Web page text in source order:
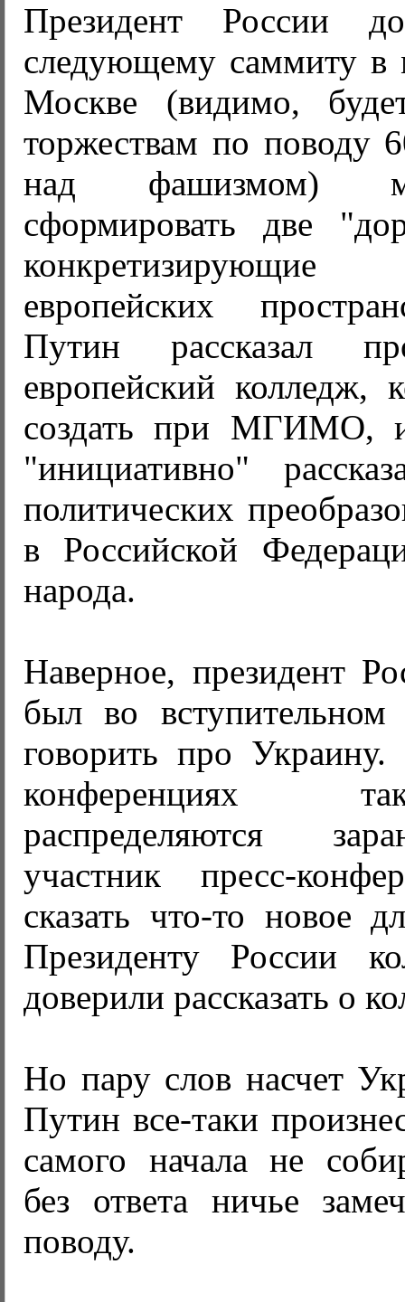
Президент России
следующему саммиту в
Москве (видимо,
торжествам по поводу
над фашизмом)
сформировать две
европейских
Путин рассказал
европейский колледж,
создать при МГИМО,
"инициативно"
политических
в Российской
народа.
Наверное, президент
был во вступительном
говорить про
конференциях
распределяются
участник пресс-
сказать что-то новое
Президенту России
доверили рассказать о
Но пару слов насчет
Путин все-таки
самого начала не
без ответа ничье
поводу.